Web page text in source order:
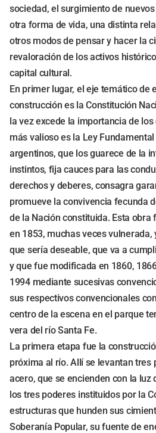
sociedad, el surgimiento de
otra forma de vida, una distinta
otros modos de pensar y hacer la
revaloración de los activos
capital cultural.
En primer lugar, el eje temático de
construcción es la Constitución
la vez excede la importancia de
más valioso es la Ley
argentinos, que los guarece de la
instintos, fija cauces para las
derechos y deberes, consagra
promueve la convivencia fecunda
de la Nación constituida. Esta
en 1853, muchas veces
que sería deseable, que va a
y que fue modificada en 1860,
1994 mediante sucesivas
sus respectivos convencionales
centro de la escena en el parque
vera del río Santa Fe.
La primera etapa fue la
próxima al río. Allí se levantan tres
acero, que se encienden con la luz
los tres poderes instituidos por la
estructuras que hunden sus
Soberanía Popular, su fuente de